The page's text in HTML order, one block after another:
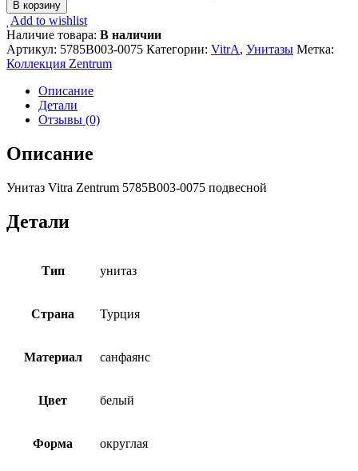
В корзину
Add to wishlist
Наличие товара: В наличии
Артикул: 5785B003-0075 Категории: VitrA, Унитазы Метка:
Коллекция Zentrum
Описание
Детали
Отзывы (0)
Описание
Унитаз Vitra Zentrum 5785B003-0075 подвесной
Детали
Тип унитаз
Страна Турция
Материал санфаянс
Цвет белый
Форма округлая